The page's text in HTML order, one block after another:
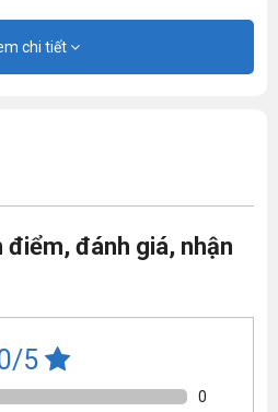
điểm, đánh giá, nhận
5
0
chi tiết